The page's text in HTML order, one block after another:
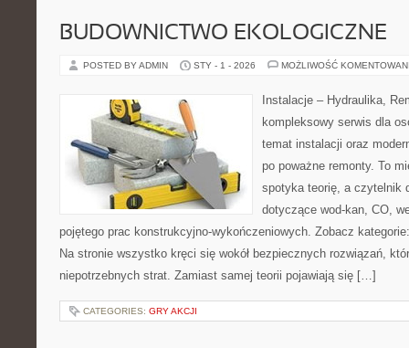
BUDOWNICTWO EKOLOGICZNE
POSTED BY ADMIN STY - 1 - 2026 MOŻLIWOŚĆ
Instalacje – Hydraulika,
kompleksowy serwis dla
temat instalacji oraz
po poważne remonty. To
spotyka teorię, a czytelnik
dotyczące wod-kan, CO,
pojętego prac konstrukcyjno-wykończeniowych. Zobacz
Na stronie wszystko kręci się wokół bezpiecznych rozwiązań,
niepotrzebnych strat. Zamiast samej teorii pojawiają się […]
CATEGORIES: GRY AKCJI